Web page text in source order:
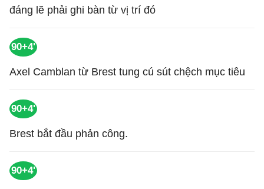
đáng lẽ phải ghi bàn từ vị trí đó
90+4'
Axel Camblan từ Brest tung cú sút chệch mục tiêu
90+4'
Brest bắt đầu phản công.
90+4'